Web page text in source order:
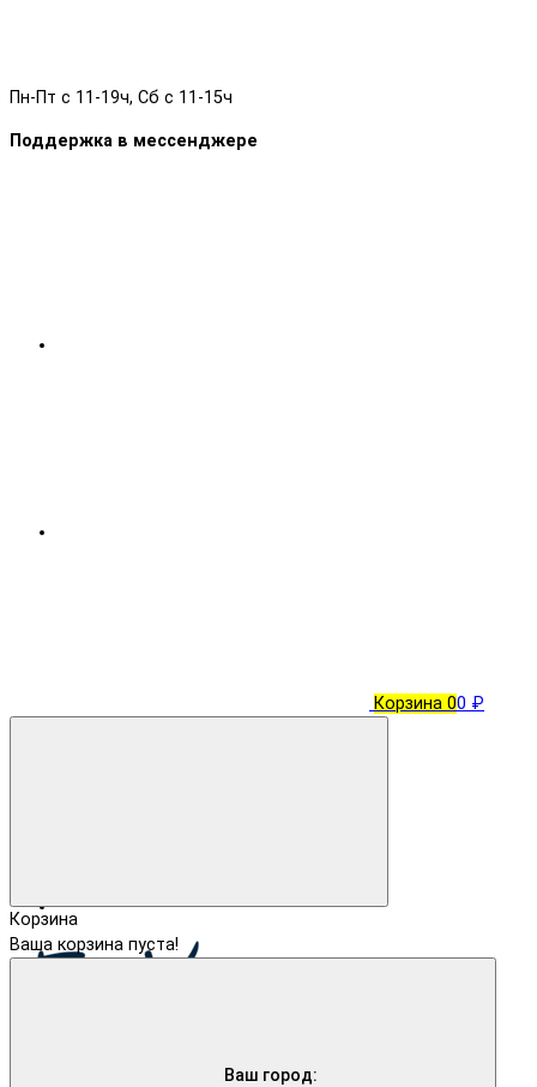
Пн-Пт с 11-19ч, Сб с 11-15ч
Поддержка в мессенджере
Ваш город:
Корзина 00 ₽
Корзина
Ваша корзина пуста!